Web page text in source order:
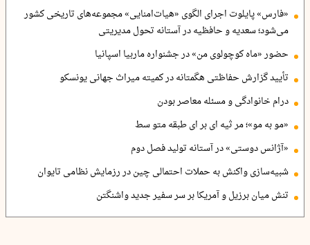
«فارس» پایلوت اجرای الگوی «هیات‌امنایی» مجموعه‌های تاریخی کشور
می‌شود؛ سعدیه و حافظیه در آستانه تحول مدیریتی
حضور «ماه کوچولوی من» در جشنواره ماربیا اسپانیا
تأیید گزارش حفاظتی هگمتانه در کمیته میراث جهانی یونسکو
درام خانوادگی و مسئله معاصر بودن
«مو به مو»؛ مر ثیه ای بر ای طبقه متو سط
«آژانس دوستی» در آستانه تولید فصل دوم
شبیه‌سازی واکنش به حملات احتمالی چین در رزمایش نظامی تایوان
تنش میان برزیل و آمریکا بر سر سفیر جدید واشنگتن